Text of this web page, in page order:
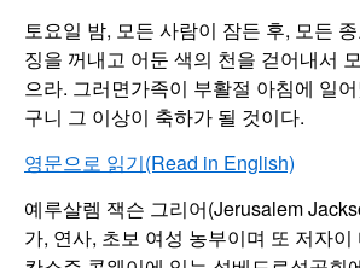
토요일 밤, 모든 사람이 잠든 후, 모든
징을 꺼내고 어둔 색의 천을 걷어내서
으라. 그러면가족이 부활절 아침에 일
구니 그 이상이 축하가 될 것이다.
영문으로 읽기(Read in English)
예루살렘 잭슨 그리어(Jerusalem
가, 연사, 초보 여성 농부이며 또 저자